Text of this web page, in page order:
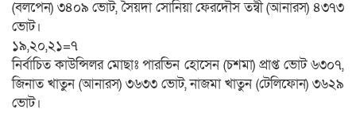
(বলপেন) ৩৪০৯ ভোট, সৈয়দা সোনিয়া ফেরদৌস তন্বী (আনারস) ৪৩৭৩
ভোট।
১৯,২০,২১=৭
নির্বাচিত কাউন্সিলর মোছাঃ পারভিন হোসেন (চশমা) প্রাপ্ত ভোট ৬৩০৭,
জিনাত খাতুন (আনারস) ৩৬৩৩ ভোট, নাজমা খাতুন (টেলিফোন) ৩৬২৯
ভোট।